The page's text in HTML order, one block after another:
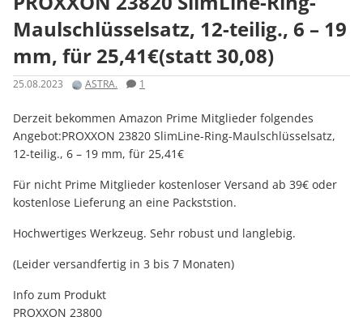
Maulschlüsselsatz, 12-teilig., 6 – 19
mm, für 25,41€(statt 30,08)
25.08.2023 ASTRA. 1
Derzeit bekommen Amazon Prime Mitglieder folgendes
Angebot:PROXXON 23820 SlimLine-Ring-Maulschlüsselsatz,
12-teilig., 6 – 19 mm, für 25,41€
Für nicht Prime Mitglieder kostenloser Versand ab 39€ oder
kostenlose Lieferung an eine Packststion.
Hochwertiges Werkzeug. Sehr robust und langlebig.
(Leider versandfertig in 3 bis 7 Monaten)
Info zum Produkt
PROXXON 23800